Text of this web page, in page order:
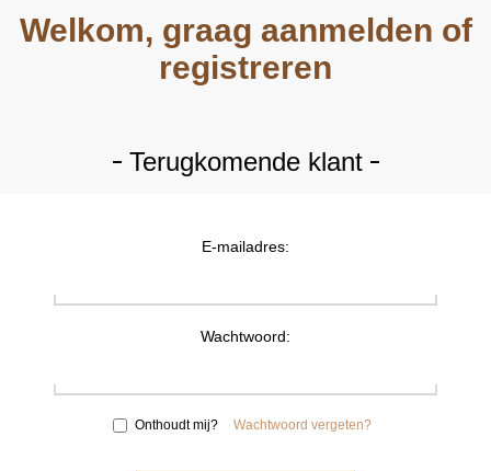
Welkom, graag aanmelden of
registreren
Terugkomende klant
E-mailadres:
Wachtwoord:
Onthoudt mij? Wachtwoord vergeten?